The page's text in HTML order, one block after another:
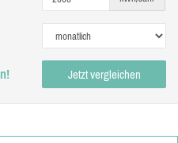
Jetzt vergleichen